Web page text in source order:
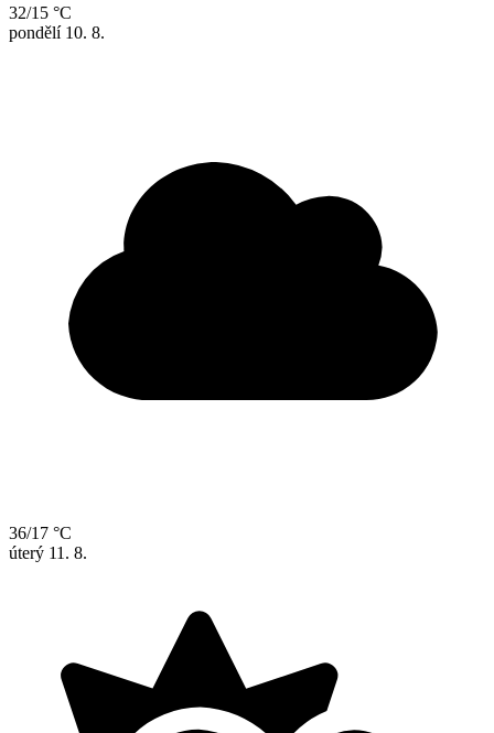
32/15 °C
pondělí 10. 8.
36/17 °C
úterý 11. 8.